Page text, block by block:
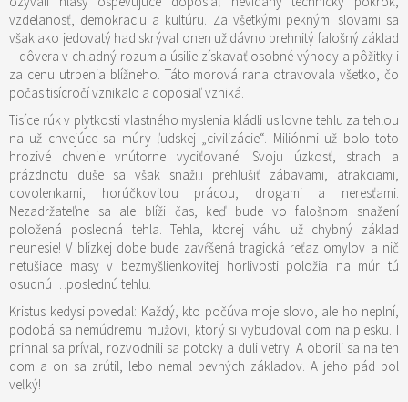
vzdelanosť, demokraciu a kultúru. Za všetkými peknými slovami sa
však ako jedovatý had skrýval onen už dávno prehnitý falošný základ
– dôvera v chladný rozum a úsilie získavať osobné výhody a pôžitky i
za cenu utrpenia blížneho. Táto morová rana otravovala všetko, čo
počas tisícročí vznikalo a doposiaľ vzniká.
Tisíce rúk v plytkosti vlastného myslenia kládli usilovne tehlu za tehlou
na už chvejúce sa múry ľudskej „civilizácie“. Miliónmi už bolo toto
hrozivé chvenie vnútorne vyciťované. Svoju úzkosť, strach a
prázdnotu duše sa však snažili prehlušiť zábavami, atrakciami,
dovolenkami, horúčkovitou prácou, drogami a neresťami.
Nezadržateľne sa ale blíži čas, keď bude vo falošnom snažení
položená posledná tehla. Tehla, ktorej váhu už chybný základ
neunesie! V blízkej dobe bude zavŕšená tragická reťaz omylov a nič
netušiace masy v bezmyšlienkovitej horlivosti položia na múr tú
osudnú …poslednú tehlu.
Kristus kedysi povedal: Každý, kto počúva moje slovo, ale ho neplní,
podobá sa nemúdremu mužovi, ktorý si vybudoval dom na piesku. I
prihnal sa príval, rozvodnili sa potoky a duli vetry. A oborili sa na ten
dom a on sa zrútil, lebo nemal pevných základov. A jeho pád bol
veľký!